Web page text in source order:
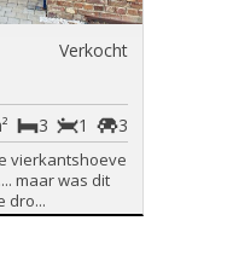
Verkocht
3
1
3
vierkantshoeve
maar was dit
dro...